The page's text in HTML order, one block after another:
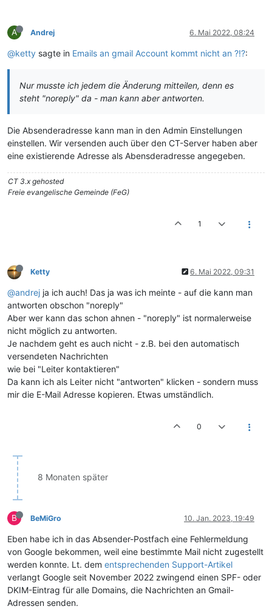
A Andrej 6. Mai 2022, 08:24
@ketty sagte in Emails an gmail Account kommt nicht an ?!?:
Nur musste ich jedem die Änderung mitteilen, denn es
steht "noreply" da - man kann aber antworten.
Die Absenderadresse kann man in den Admin Einstellungen
einstellen. Wir versenden auch über den CT-Server haben aber
eine existierende Adresse als Abensderadresse angegeben.
CT 3.x gehosted
Freie evangelische Gemeinde (FeG)
1
Ketty 6. Mai 2022, 09:31
@andrej ja ich auch! Das ja was ich meinte - auf die kann man
antworten obschon "noreply"
Aber wer kann das schon ahnen - "noreply" ist normalerweise
nicht möglich zu antworten.
Je nachdem geht es auch nicht - z.B. bei den automatisch
versendeten Nachrichten
wie bei "Leiter kontaktieren"
Da kann ich als Leiter nicht "antworten" klicken - sondern muss
mir die E-Mail Adresse kopieren. Etwas umständlich.
0
8 Monaten später
B BeMiGro 10. Jan. 2023, 19:49
Eben habe ich in das Absender-Postfach eine Fehlermeldung
von Google bekommen, weil eine bestimmte Mail nicht zugestellt
werden konnte. Lt. dem entsprechenden Support-Artikel
verlangt Google seit November 2022 zwingend einen SPF- oder
DKIM-Eintrag für alle Domains, die Nachrichten an Gmail-
Adressen senden.